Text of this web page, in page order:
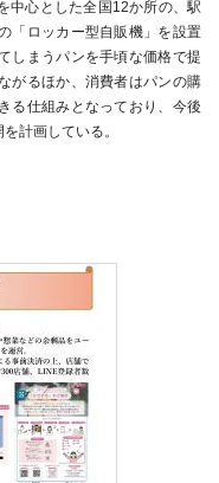
中心とした全国12か所の、駅
「ロッカー型自販機」を設置
しまうパンを手頃な価格で提
がるほか、消費者はパンの購
る仕組みとなっており、今後
計画している。